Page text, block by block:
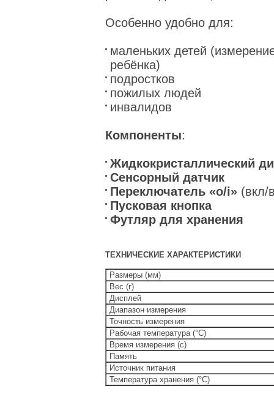
Особенно удобно для:
маленьких детей
ребёнка)
подростков
пожилых людей
инвалидов
Компоненты:
Жидкокристаллический
Сенсорный датчик
Переключатель «o/i» (вкл/
Пусковая кнопка
Футляр для хранения
ТЕХНИЧЕСКИЕ ХАРАКТЕРИСТИКИ
Размеры (мм)
Вес (г)
Дисплей
Диапазон измерения
Точность измерения
Рабочая температура (°C)
Время измерения (с)
Память
Источник питания
Температура хранения (°C)